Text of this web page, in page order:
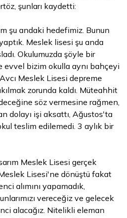
şunları kaydetti:
şu andaki hedefimiz. Bunun
Meslek lisesi şu anda
Okulumuzda şöyle bir
evvel bizim okulla aynı bahçeyi
Meslek Lisesi depreme
zorunda kaldı. Müteahhit
söz vermesine rağmen,
dolayı işi aksattı, Ağustos'ta
teslim edilemedi. 3 aylık bir
Meslek Lisesi gerçek
Lisesi'ne dönüştü fakat
alımını yapamadık,
vereceğiz ve gelecek
alacağız. Nitelikli eleman